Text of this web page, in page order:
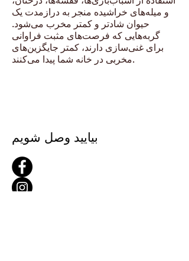
و میله‌های خراشیده منجر به درازمدت یک
حیوان شادتر و کمتر مخرب می‌شود.
گربه‌هایی که فرصت‌های مثبت فراوانی
برای غنی‌سازی دارند، کمتر جایگزین‌های
مخربی در خانه شما پیدا می‌کنند.
بیایید وصل شویم